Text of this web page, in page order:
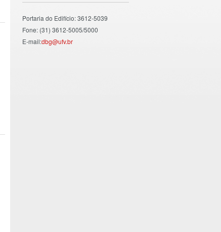
Portaria do Edifício: 3612-5039
Fone: (31) 3612-5005/5000
E-mail:dbg@ufv.br